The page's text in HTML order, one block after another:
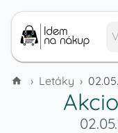
› Letáky ›